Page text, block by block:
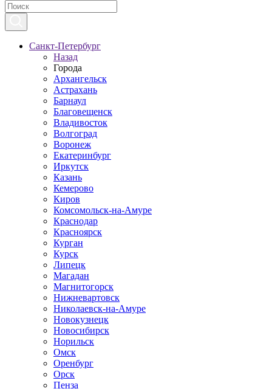
Санкт-Петербург
Назад
Города
Архангельск
Астрахань
Барнаул
Благовещенск
Владивосток
Волгоград
Воронеж
Екатеринбург
Иркутск
Казань
Кемерово
Киров
Комсомольск-на-Амуре
Краснодар
Красноярск
Курган
Курск
Липецк
Магадан
Магнитогорск
Нижневартовск
Николаевск-на-Амуре
Новокузнецк
Новосибирск
Норильск
Омск
Оренбург
Орск
Пенза